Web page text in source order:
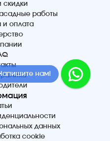
скидки
работы
и оплата
данных
cookie
нам!